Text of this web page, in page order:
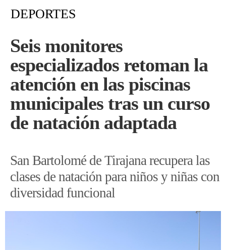
DEPORTES
Seis monitores
especializados retoman la
atención en las piscinas
municipales tras un curso
de natación adaptada
San Bartolomé de Tirajana recupera las
clases de natación para niños y niñas con
diversidad funcional